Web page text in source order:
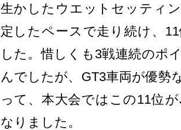
生かしたウエットセッティ
定したペースで走り続け、
した。惜しくも3戦連続のポ
んでしたが、GT3車両が優勢
って、本大会ではこの11位
なりました。